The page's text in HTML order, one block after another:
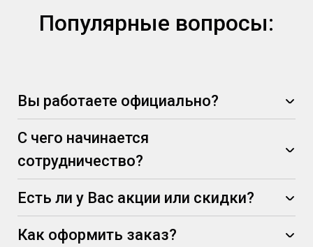
Популярные вопросы:
Вы работаете официально?
С чего начинается
сотрудничество?
Есть ли у Вас акции или скидки?
Как оформить заказ?